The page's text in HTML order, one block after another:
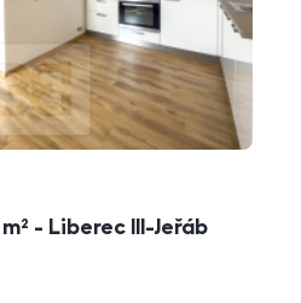
- Liberec III-Jeřáb